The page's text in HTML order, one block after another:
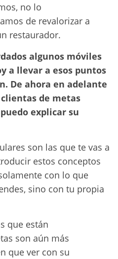
no lo
de revalorizar a
restaurador.
algunos móviles
a llevar a esos puntos
De ahora en adelante
de metas
explicar su
son las que te vas a
estos conceptos
con lo que
sino con tu propia
que están
son aún más
que ver con su